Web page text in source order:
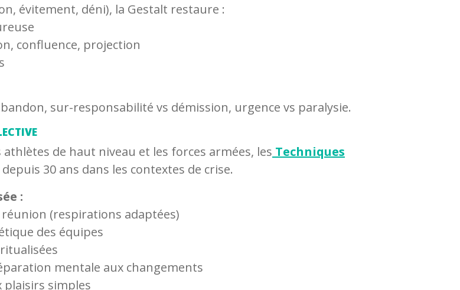
évitement, déni), la Gestalt restaure :
confluence, projection
sur-responsabilité vs démission, urgence vs paralysie.
de haut niveau et les forces armées, les Techniques
30 ans dans les contextes de crise.
:
(respirations adaptées)
des équipes
mentale aux changements
plaisirs simples